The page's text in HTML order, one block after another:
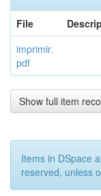
File
imprimir.
pdf
Show full item
Items in DSpace
reserved, unless